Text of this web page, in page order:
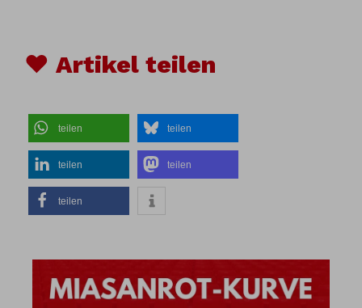
♥ Artikel teilen
teilen teilen
teilen teilen
teilen